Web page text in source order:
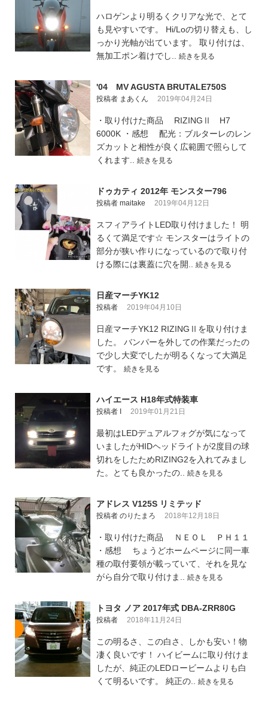
ハロゲンより明るくクリアな光で、とて
も見やすいです。 Hi/Loの切り替えも、し
っかり光軸が出ています。 取り付けは、
無加工ポン着けでし.. 続きを見る
'04 MV AGUSTA BRUTALE750S
投稿者 まあくん 2019年04月24日
・取り付けた商品 RIZINGⅡ H7
6000K ・感想 配光：ブルターレのレン
ズカットと相性が良く広範囲で照らして
くれます.. 続きを見る
ドゥカティ 2012年 モンスター796
投稿者 maitake 2019年04月12日
スフィアライトLED取り付けました！ 明
るくて満足です☆ モンスターはライトの
部分が狭い作りになっているので取り付
ける際には裏蓋に穴を開.. 続きを見る
日産マーチYK12
投稿者 2019年04月10日
日産マーチYK12 RIZINGⅡを取り付けま
した。 バンパーを外しての作業だったの
で少し大変でしたが明るくなって大満足
です。 続きを見る
ハイエース H18年式特装車
投稿者 I 2019年01月21日
最初はLEDデュアルフォグが気になって
いましたがHIDヘッドライトが2度目の球
切れをしたためRIZING2を入れてみまし
た。とても良かったの.. 続きを見る
アドレス V125S リミテッド
投稿者 のりたまろ 2018年12月18日
・取り付けた商品 ＮＥＯＬ ＰＨ１１
・感想 ちょうどホームページに同一車
種の取付要領が載っていて、それを見な
がら自分で取り付けま.. 続きを見る
トヨタ ノア 2017年式 DBA-ZRR80G
投稿者 2018年11月24日
この明るさ、この白さ、しかも安い！物
凄く良いです！ ハイビームに取り付けま
したが、純正のLEDロービームよりも白
くて明るいです。 純正の.. 続きを見る